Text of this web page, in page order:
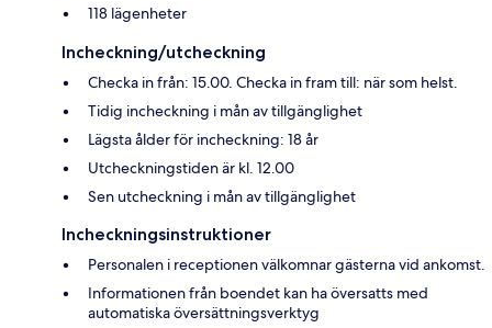
118 lägenheter
Incheckning/utcheckning
Checka in från: 15.00. Checka in fram till: när som helst.
Tidig incheckning i mån av tillgänglighet
Lägsta ålder för incheckning: 18 år
Utcheckningstiden är kl. 12.00
Sen utcheckning i mån av tillgänglighet
Incheckningsinstruktioner
Personalen i receptionen välkomnar gästerna vid ankomst.
Informationen från boendet kan ha översatts med
automatiska översättningsverktyg